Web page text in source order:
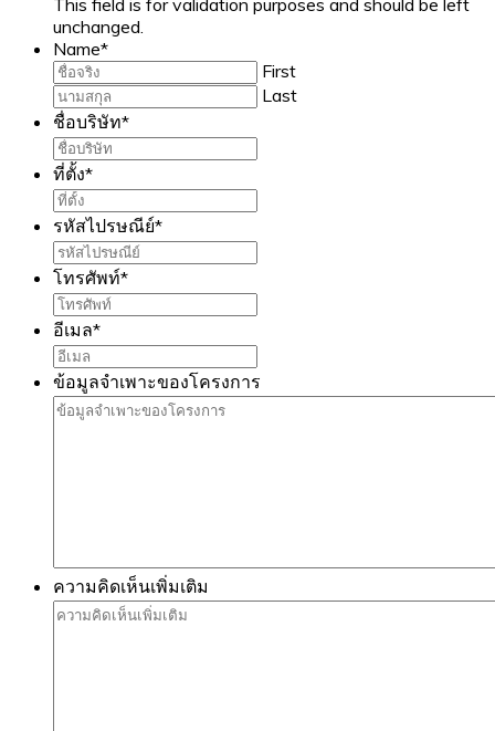
unchanged.
Name*
First
Last
ชื่อบริษัท*
ที่ตั้ง*
รหัสไปรษณีย์*
โทรศัพท์*
อีเมล*
ข้อมูลจำเพาะของโครงการ
ความคิดเห็นเพิ่มเติม